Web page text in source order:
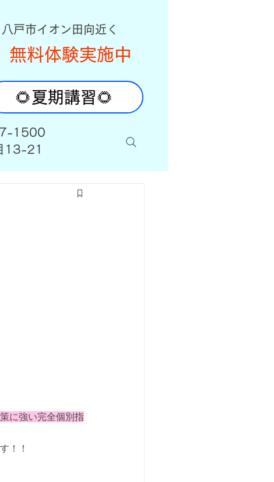
八戸市イオン田向近く
無料体験実施中
🌻夏期講習🌻
1500
13-21
に強い完全個別指
！！